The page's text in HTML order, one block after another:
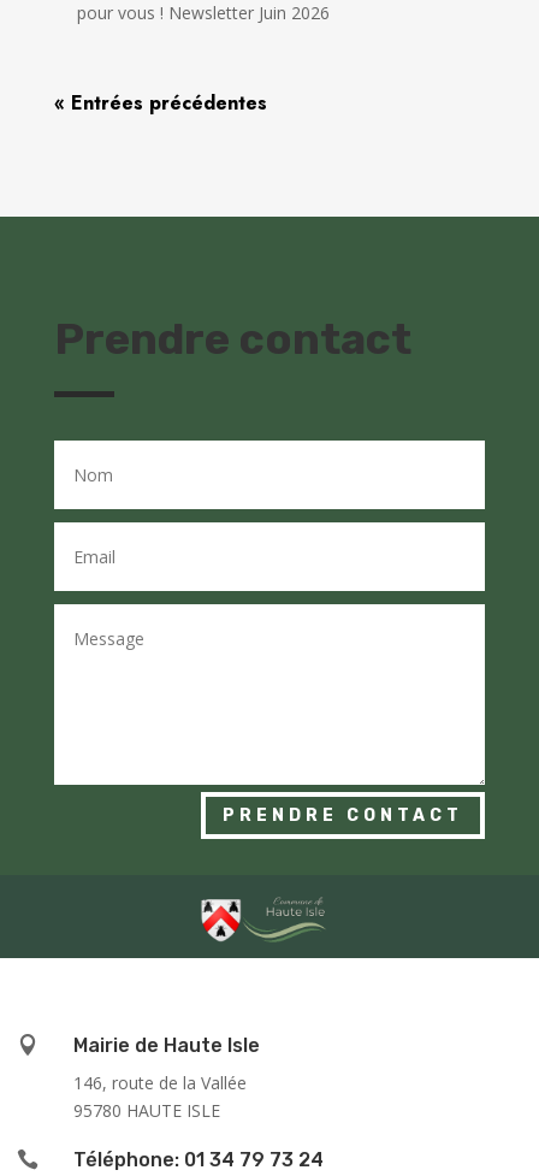
pour vous ! Newsletter Juin 2026
« Entrées précédentes
Prendre contact
PRENDRE CONTACT

Mairie de Haute Isle
146, route de la Vallée
95780 HAUTE ISLE
 Téléphone: 01 34 79 73 24